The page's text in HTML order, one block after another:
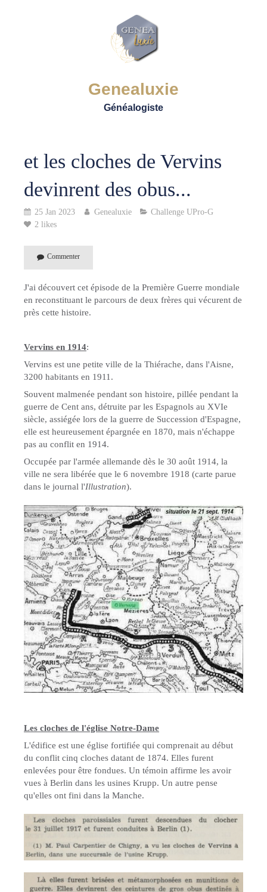
Genealuxie
Généalogiste
et les cloches de Vervins
devinrent des obus...
25 Jan 2023 Genealuxie
Challenge UPro-G
2 likes
Commenter
J'ai découvert cet épisode de la Première Guerre mondiale
en reconstituant le parcours de deux frères qui vécurent de
près cette histoire.
Vervins en 1914:
Vervins est une petite ville de la Thiérache, dans l'Aisne,
3200 habitants en 1911.
Souvent malmenée pendant son histoire, pillée pendant la
guerre de Cent ans, détruite par les Espagnols au XVIe
siècle, assiégée lors de la guerre de Succession d'Espagne,
elle est heureusement épargnée en 1870, mais n'échappe
pas au conflit en 1914.
Occupée par l'armée allemande dès le 30 août 1914, la
ville ne sera libérée que le 6 novembre 1918 (carte parue
dans le journal l'Illustration).
Les cloches de l'église Notre-Dame
L'édifice est une église fortifiée qui comprenait au début
du conflit cinq cloches datant de 1874. Elles furent
enlevées pour être fondues. Un témoin affirme les avoir
vues à Berlin dans les usines Krupp. Un autre pense
qu'elles ont fini dans la Manche.